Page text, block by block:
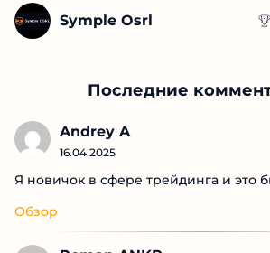
Symple Osrl
Последние
Andrey A
16.04.2025
Я новичок в сфере трейдинга и это
Обзор